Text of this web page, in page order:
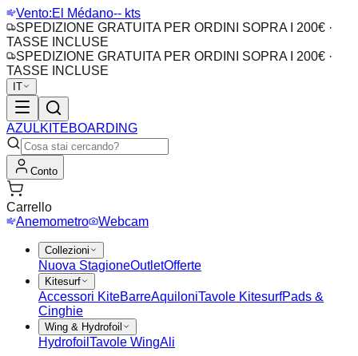
Vento:El Médano-- kts
SPEDIZIONE GRATUITA PER ORDINI SOPRA I 200€ ·
TASSE INCLUSE
SPEDIZIONE GRATUITA PER ORDINI SOPRA I 200€ ·
TASSE INCLUSE
IT
AZULKITEBOARDING
Conto
Carrello
Anemometro
Webcam
Collezioni
Nuova StagioneOutletOfferte
Kitesurf
Accessori KiteBarreAquiloniTavole KitesurfPads &
Cinghie
Wing & Hydrofoil
Hydrofoil Tavole WingAli